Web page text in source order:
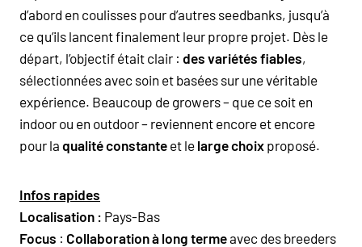
d’abord en coulisses pour d’autres seedbanks, jusqu’à
ce qu’ils lancent finalement leur propre projet. Dès le
départ, l’objectif était clair : des variétés fiables,
sélectionnées avec soin et basées sur une véritable
expérience. Beaucoup de growers – que ce soit en
indoor ou en outdoor – reviennent encore et encore
pour la qualité constante et le large choix proposé.
Infos rapides
Localisation : Pays-Bas
Focus : Collaboration à long termeavec des breeders